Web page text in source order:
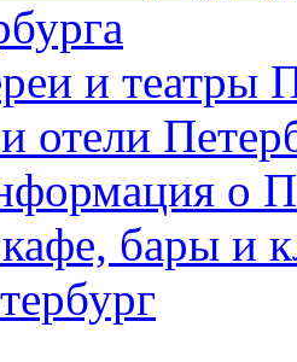
и театры
отели
о
бары и